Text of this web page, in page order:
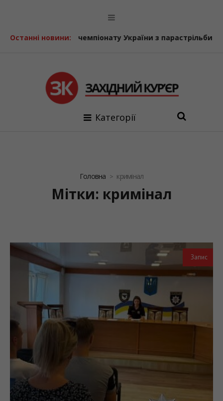
Останні новини:
з парастрільби з лука У Болехівському
Категорії
Головна кримінал
Мітки: кримінал
Запис